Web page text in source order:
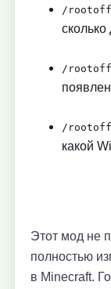
/
/
/
какой
Этот мод не
полностью
в Minecraft.